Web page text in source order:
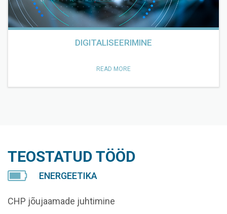
DIGITALISEERIMINE
READ MORE
TEOSTATUD TÖÖD
ENERGEETIKA
CHP jõujaamade juhtimine